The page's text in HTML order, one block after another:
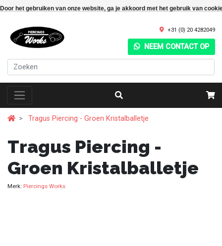
Door het gebruiken van onze website, ga je akkoord met het gebruik van
+31 (0) 20 4282049
NEEM CONTACT OP
Tragus Piercing - Groen Kristalballetje
Tragus Piercing -
Groen Kristalballetje
Merk: Piercings Works